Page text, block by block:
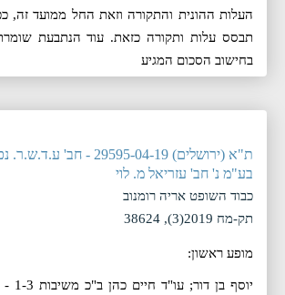
העלות ההונית והתקורה וזאת החל ממועד זה,
תבסס עלות ותקורה כזאת. עוד הנתבעת
בחישוב הסכום המגיע
ת"א (ירושלים) 29595-04-19 -
בע"מ נ' חב' עזריאל מ. לוי
כבוד השופט אריה רומנוב
תק-מח 2019(3), 38624
מופע ראשון:
יוסף בן דור; עו"ד חיים כהן ב"כ משיבות 1-3 - עו"ד